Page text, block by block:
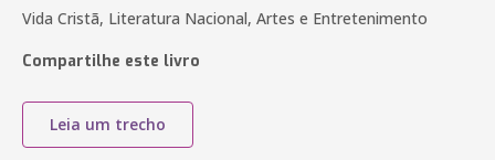
Vida Cristã, Literatura Nacional, Artes e Entretenimento
Compartilhe este livro
Leia um trecho